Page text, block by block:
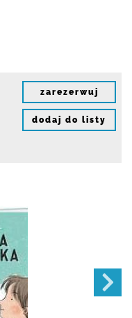
zarezerwuj
dodaj do listy